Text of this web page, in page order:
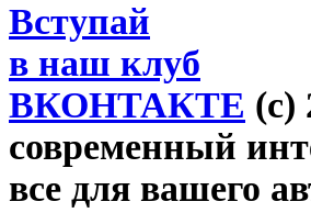
Вступай
в наш клуб
ВКОНТАКТЕ (c)
современный
все для вашего